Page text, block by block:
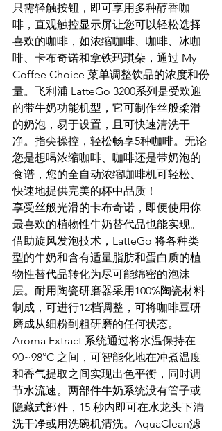
只需轻触按钮，即可享用多种醇香咖
啡，直观触控显示屏让您可以轻松选择
喜欢的咖啡，如浓缩咖啡、咖啡、冰咖
啡、卡布奇诺和拿铁玛琪朵，通过 My
Coffee Choice 菜单调整饮品的浓度和份
量。飞利浦 LatteGo 3200系列是受欢迎
的带牛奶功能机型，它可制作丝般柔滑
的奶泡，易于设置，且可快速清洗干
净。指尖操控，轻松畅享5种咖啡。无论
您是想喝浓缩咖啡、咖啡还是带奶泡的
食谱，您的全自动浓缩咖啡机可轻松、
快速地提供完美的杯中品质！
享受丝般光滑的卡布奇诺，即便使用你
最喜欢的植物性牛奶替代品也能实现。
借助旋风发泡技术，LatteGo 将各种类
型的牛奶和含有适量脂肪和蛋白质的植
物性替代品转化为尽可能绵密的泡沫
层。耐用陶瓷研磨器采用100%陶瓷材料
制成，可进行12档调整，可将咖啡豆研
磨成从细粉到粗研磨的任何状态。
Aroma Extract 系统通过将水温保持在
90~98°C 之间，可智能化地在冲煮温度
和香气提取之间实现出色平衡，同时调
节水流速。两部件牛奶系统没有管子或
隐藏式部件，15 秒内即可在水龙头下清
洗干净或用洗碗机清洗。AquaClean滤